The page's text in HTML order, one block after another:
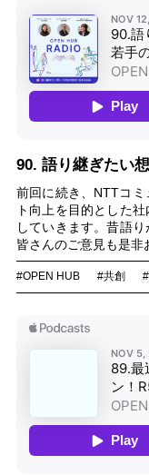
90. 語り継ぎたい
前回に続き、NTTコ
ト向上を目的とした
していきます。昔語
皆さんのご意見も是非
#OPEN HUB #共創